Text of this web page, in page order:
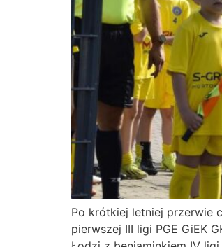
Po krótkiej letniej przerwie
pierwszej III ligi PGE GiEK